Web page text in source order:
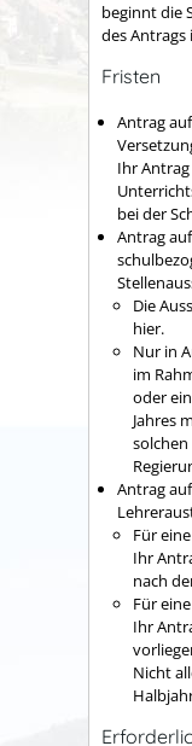
beginnt die
des
Fristen
Antrag
Ihr
bei der
Antrag
Die
hier.
Nur in
im
oder
Jahres
Antrag
Für
Ihr
nach
Für
Ihr
Nicht